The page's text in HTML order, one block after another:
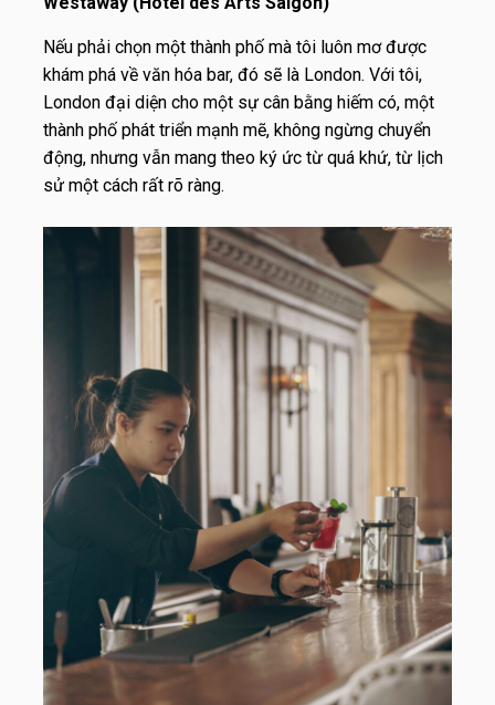
Nếu phải chọn một thành phố mà tôi luôn mơ được
khám phá về văn hóa bar, đó sẽ là London. Với tôi,
London đại diện cho một sự cân bằng hiếm có, một
thành phố phát triển mạnh mẽ, không ngừng chuyển
động, nhưng vẫn mang theo ký ức từ quá khứ, từ lịch
sử một cách rất rõ ràng.